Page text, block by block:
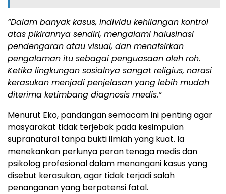
“Dalam banyak kasus, individu kehilangan kontrol
atas pikirannya sendiri, mengalami halusinasi
pendengaran atau visual, dan menafsirkan
pengalaman itu sebagai penguasaan oleh roh.
Ketika lingkungan sosialnya sangat religius, narasi
kerasukan menjadi penjelasan yang lebih mudah
diterima ketimbang diagnosis medis.”
Menurut Eko, pandangan semacam ini penting agar
masyarakat tidak terjebak pada kesimpulan
supranatural tanpa bukti ilmiah yang kuat. Ia
menekankan perlunya peran tenaga medis dan
psikolog profesional dalam menangani kasus yang
disebut kerasukan, agar tidak terjadi salah
penanganan yang berpotensi fatal.